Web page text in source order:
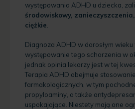
występowania ADHD u dziecka,
środowiskowy,
ciężkie
Diagnoza ADHD w dorosłym
występowanie tego schorzenia w
jednak opinia lekarzy jest w tej
Terapia ADHD obejmuje
farmakologicznych, w tym
propyloaminy, a także
uspokajające. Niestety mają one